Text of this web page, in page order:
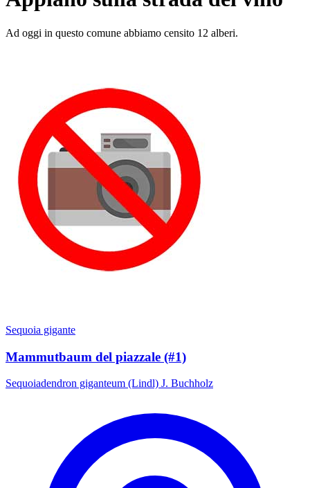
Ad oggi in questo comune abbiamo censito 12 alberi.
Sequoia gigante
Mammutbaum del piazzale (#1)
Sequoiadendron giganteum (Lindl) J. Buchholz